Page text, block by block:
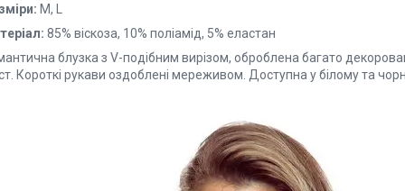
M, L
85% віскоза, 10% поліамід, 5% еластан
блузка з V-подібним вирізом, оброблена багато
Короткі рукави оздоблені мереживом. Доступна у білому та